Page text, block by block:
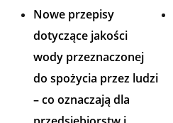
Nowe przepisy
dotyczące jakości
wody przeznaczonej
do spożycia przez ludzi
– co oznaczają dla